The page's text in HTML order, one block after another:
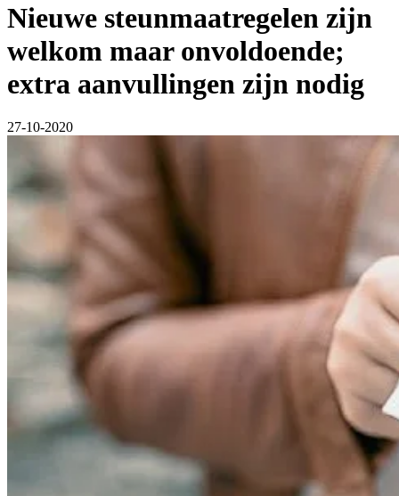
Nieuwe steunmaatregelen zijn
welkom maar onvoldoende;
extra aanvullingen zijn nodig
27-10-2020